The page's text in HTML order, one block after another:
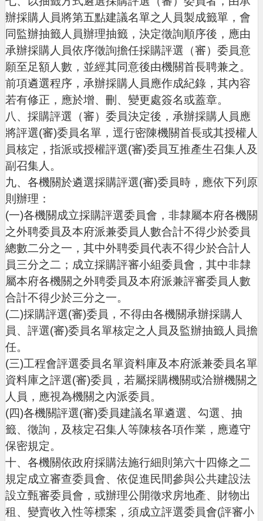
網
站
導
覽
市
政
信
箱
常
見
問
題
桃
園
市
政
府
E
n
g
l
i
s
h
隱
私
權
政
策
政
府
網
站
資
料
開
放
辦採購人員將第五點建議名單之人員製成籤單，會
同監辦抽籤人員辦理抽籤，決定徵詢順序後，應由
承辦採購人員依序徵詢擔任採購評選（審）委員意
願至足額人數，並經其同意後由機關首長聘兼之。
前項遴選程序，承辦採購人員應作成紀錄，其內容
若有修正，應於增、刪、變更處簽名或蓋章。
八、採購評選（審）委員決定後，承辦採購人員應
將評選(審)委員名單，逕行密陳機關首長或其授權人
員核定，指派或授權評選(審)委員互推產生召集人及
副召集人。
九、各機關於遴選採購評選(審)委員時，應依下列原
則辦理：
(一)各機關成立採購評選委員會，非隸屬本府各機關
之外聘委員及本府派兼委員人數合計不得少於委員
總數二分之一，其中外聘委員代表不得少於合計人
員三分之二；成立採購評審小組委員會，其中非隸
屬本府各機關之外聘委員及本府派兼評審委員人數
合計不得少於三分之一。
(二)採購評選(審)委員，不得由各機關承辦採購人
員、評選(審)委員名單核定之人員及監辦抽籤人員擔
任。
(三)工程會評選委員名單資料庫及本府派兼委員名單
資料庫之評選(審)委員，若屬採購機關或洽辦機關之
人員，應視為機關之內派委員。
(四)各機關評選(審)委員建議名單遴選、勾選、抽
籤、徵詢，及核定召集人等陳核各項作業，應遵守
保密規定。
十、各機關依政府採購法施行細則第六十四條之二
規定成立審查委員會、依促進民間參與公共建設法
設立甄審委員會，或辦理公開徵求房地產、財物出
租、變賣收入性等標案，須成立評選委員會(評審小